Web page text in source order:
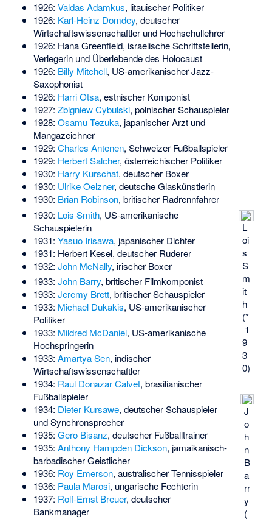
1926: Valdas Adamkus, litauischer Politiker
1926: Karl-Heinz Domdey, deutscher
Wirtschaftswissenschaftler und Hochschullehrer
1926: Hana Greenfield, israelische Schriftstellerin,
Verlegerin und Überlebende des Holocaust
1926: Billy Mitchell, US-amerikanischer Jazz-
Saxophonist
1926: Harri Otsa, estnischer Komponist
1927: Zbigniew Cybulski, polnischer Schauspieler
1928: Osamu Tezuka, japanischer Arzt und
Mangazeichner
1929: Charles Antenen, Schweizer Fußballspieler
1929: Herbert Salcher, österreichischer Politiker
1930: Harry Kurschat, deutscher Boxer
1930ː Ulrike Oelzner, deutsche Glaskünstlerin
1930: Brian Robinson, britischer Radrennfahrer
L
oi
s
S
m
it
h
(*
1
9
3
0)
1930: Lois Smith, US-amerikanische
Schauspielerin
1931: Yasuo Irisawa, japanischer Dichter
1931: Herbert Kesel, deutscher Ruderer
1932: John McNally, irischer Boxer
J
o
h
n
B
a
rr
y
(
1933: John Barry, britischer Filmkomponist
1933: Jeremy Brett, britischer Schauspieler
1933: Michael Dukakis, US-amerikanischer
Politiker
1933: Mildred McDaniel, US-amerikanische
Hochspringerin
1933: Amartya Sen, indischer
Wirtschaftswissenschaftler
1934: Raul Donazar Calvet, brasilianischer
Fußballspieler
1934: Dieter Kursawe, deutscher Schauspieler
und Synchronsprecher
1935: Gero Bisanz, deutscher Fußballtrainer
1935: Anthony Hampden Dickson, jamaikanisch-
barbadischer Geistlicher
1936: Roy Emerson, australischer Tennisspieler
1936: Paula Marosi, ungarische Fechterin
1937: Rolf-Ernst Breuer, deutscher
Bankmanager